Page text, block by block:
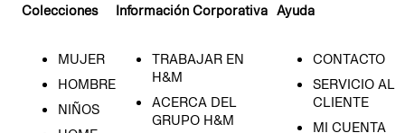
Colecciones
MUJER
HOMBRE
NIÑOS
Información Corporativa
TRABAJAR EN
H&M
ACERCA DEL
GRUPO H&M
Ayuda
CONTACTO
SERVICIO AL
CLIENTE
MI CUENTA